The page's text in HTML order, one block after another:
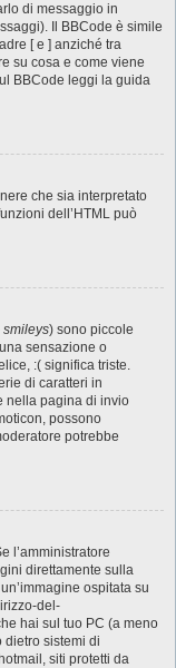
di messaggio in
Il BBCode è simile
[ e ] anziché tra
su cosa e come viene
BBCode leggi la guida
che sia interpretato
dell’HTML può
smileys) sono piccole
sensazione o
:( significa triste.
di caratteri in
nella pagina di invio
possono
potrebbe
l’amministratore
direttamente sulla
ospitata su
del-
hai sul tuo PC (a meno
dietro sistemi di
siti protetti da